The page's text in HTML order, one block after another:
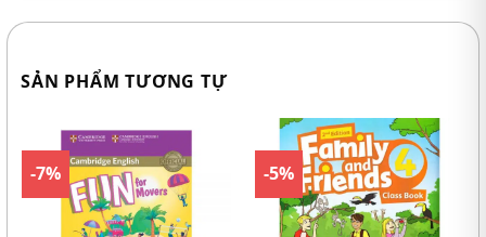
SẢN PHẨM TƯƠNG TỰ
-7% -5%